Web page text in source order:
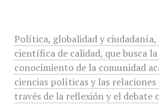
Política, globalidad y ciudadanía,
científica de calidad, que busca
conocimiento de la comunidad
ciencias políticas y las
través de la reflexión y el